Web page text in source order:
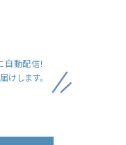
自動配信！
けします。